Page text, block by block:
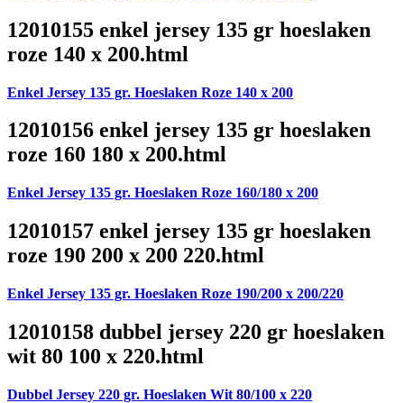
12010155 enkel jersey 135 gr hoeslaken
roze 140 x 200.html
Enkel Jersey 135 gr. Hoeslaken Roze 140 x 200
12010156 enkel jersey 135 gr hoeslaken
roze 160 180 x 200.html
Enkel Jersey 135 gr. Hoeslaken Roze 160/180 x 200
12010157 enkel jersey 135 gr hoeslaken
roze 190 200 x 200 220.html
Enkel Jersey 135 gr. Hoeslaken Roze 190/200 x 200/220
12010158 dubbel jersey 220 gr hoeslaken
wit 80 100 x 220.html
Dubbel Jersey 220 gr. Hoeslaken Wit 80/100 x 220